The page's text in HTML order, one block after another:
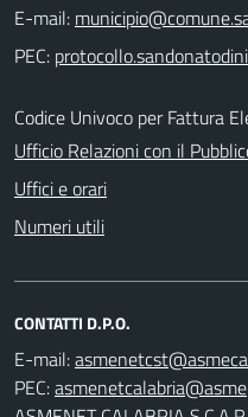
E-mail:
PEC:
Codice Univoco per Fattura
Ufficio Relazioni con il
Uffici e orari
Numeri utili
CONTATTI D.P.O.
E-mail:
PEC: